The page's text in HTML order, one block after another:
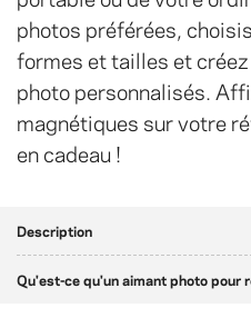
photos préférées,
formes et tailles et
photo personnalisés.
magnétiques sur votre
en cadeau !
Description
Qu'est-ce qu'un aimant photo pour